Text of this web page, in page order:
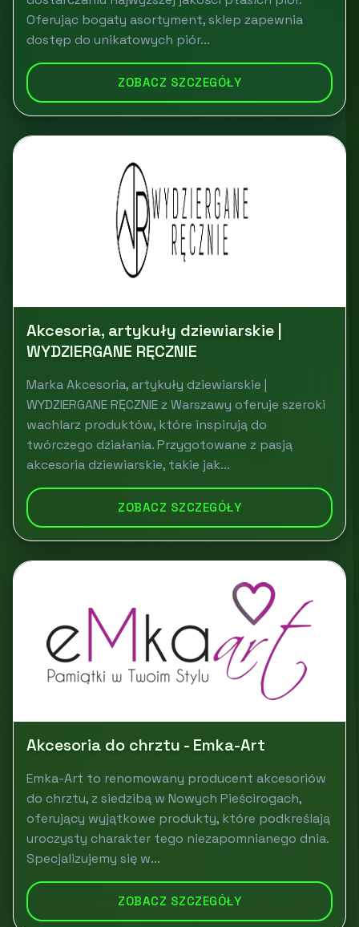
Oferując bogaty asortyment, sklep zapewnia
dostęp do unikatowych piór...
ZOBACZ SZCZEGÓŁY
Akcesoria, artykuły dziewiarskie |
WYDZIERGANE RĘCZNIE
Marka Akcesoria, artykuły dziewiarskie |
WYDZIERGANE RĘCZNIE z Warszawy oferuje szeroki
wachlarz produktów, które inspirują do
twórczego działania. Przygotowane z pasją
akcesoria dziewiarskie, takie jak...
ZOBACZ SZCZEGÓŁY
Akcesoria do chrztu - Emka-Art
Emka-Art to renomowany producent akcesoriów
do chrztu, z siedzibą w Nowych Pieścirogach,
oferujący wyjątkowe produkty, które podkreślają
uroczysty charakter tego niezapomnianego dnia.
Specjalizujemy się w...
ZOBACZ SZCZEGÓŁY